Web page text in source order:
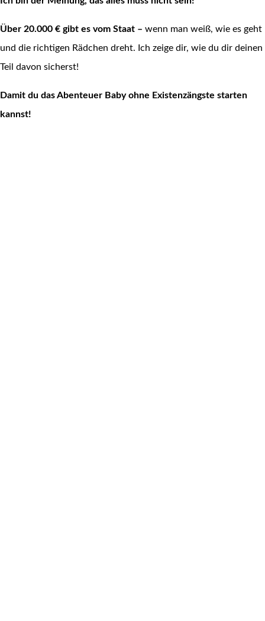
Über 20.000 € gibt es vom Staat – wenn man weiß, wie es geht
und die richtigen Rädchen dreht. Ich zeige dir, wie du dir deinen
Teil davon sicherst!
Damit du das Abenteuer Baby ohne Existenzängste starten
kannst!